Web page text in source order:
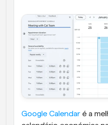
Google Calendar é a